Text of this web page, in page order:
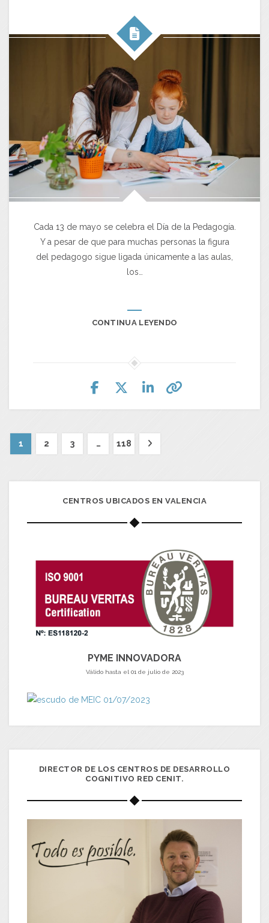
Cada 13 de mayo se celebra el Día de la Pedagogía.
Y a pesar de que para muchas personas la figura
del pedagogo sigue ligada únicamente a las aulas,
los…
CONTINUA LEYENDO
1 2 3 … 118
CENTROS UBICADOS EN VALENCIA
PYME INNOVADORA
Válido hasta el 01 de julio de 2023
DIRECTOR DE LOS CENTROS DE DESARROLLO
COGNITIVO RED CENIT.